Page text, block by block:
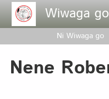
Pasar al contenido principal
Wiwaga go
Ni Wiwaga go
Nene